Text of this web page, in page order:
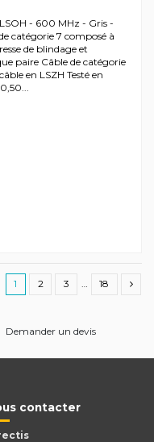
- 600 MHz - Gris -
catégorie 7 composé à
de blindage et
paire Câble de catégorie
en LSZH Testé en
1 2 3 … 18
Demander un devis
contacter